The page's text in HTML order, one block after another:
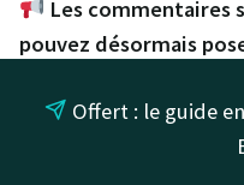
Les commentaires
pouvez désormais
échanger !
Offert : le guide